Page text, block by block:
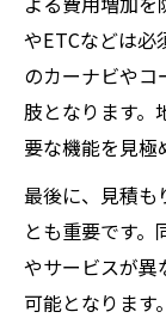
新車
方
新車
最新の新
新車
解説
やETCなどは必
のカーナビやコ
肢となります。
要な機能を見極
最後に、見積も
とも重要です
やサービスが異
可能となります。